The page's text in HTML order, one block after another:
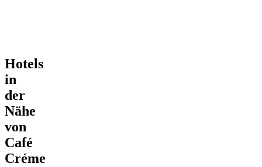
Hotels
in
der
Nähe
von
Café
Créme